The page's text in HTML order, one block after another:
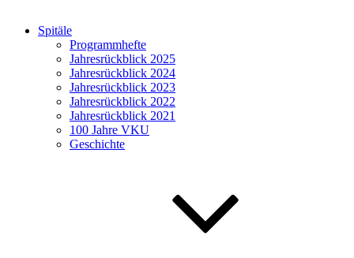
Spitäle
Programmhefte
Jahresrückblick 2025
Jahresrückblick 2024
Jahresrückblick 2023
Jahresrückblick 2022
Jahresrückblick 2021
100 Jahre VKU
Geschichte